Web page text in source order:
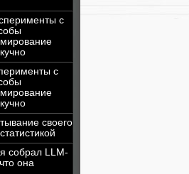
с
с
своего
я собрал LLM-
она